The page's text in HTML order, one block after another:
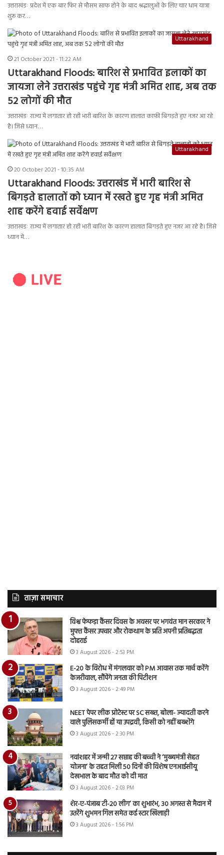
उत्तराखंडः प्रदेश में एक बार फिर से मौसम साफ होने के बाद श्रद्धालुओं के लिए चार धाम यात्रा
शुरू कर…
Uttarakhand
21 October 2021 - 11:22 AM
Uttarakhand Floods: बारिश से प्रभावित इलाकों का
जायजा लेने उत्तराखंड पहुंचे गृह मंत्री अमित शाह, अब तक
52 लोगों की मौत
उत्तराखंडः राज्य में लगातार हो रही भारी बारिश के कारण हालात काफी बिगड़ते हुए नजर आ रहे
है। जिसे ध्यान…
Uttarakhand
20 October 2021 - 10:35 AM
Uttarakhand Floods: उत्तराखंड में भारी बारिश से
बिगड़ते हालातों को ध्यान में रखते हुए गृह मंत्री अमित
शाह करेंगे हवाई सर्वेक्षण
उत्तराखंडः राज्य में लगातार हो रही भारी बारिश के कारण हालात बिगड़ते हुए नजर आ रहे है। जिसे
ध्यान में…
ताज़ा समाचार
विश्व फेफड़ा कैंसर दिवस के अवसर पर भगवंत मान सरकार ने
मुफ्त कैंसर उपचार और रोकथाम के प्रति अपनी प्रतिबद्धता
दोहराई
3 August 2026 - 2:53 PM
E-20 के विरोध में मंगलवार को PM आवास तक मार्च करेंगे
केजरीवाल, सौंपेंगे जनता की पिटीशन
3 August 2026 - 2:49 PM
NEET पेपर लीक प्रोटेस्ट पर SC सख्त, बोला- ज्यादती करने
वाले पुलिसकर्मी हों या उपद्रवी, किसी को नहीं बख्शेंगे
3 August 2026 - 2:30 PM
नवांशहर में जन्मी 27 सप्ताह की बच्ची ने ‘मुख्यमंत्री सेहत
योजना’ के तहत मिली 50 दिनों की विशेष एनआईसीयू
देखभाल के बाद मौत को दी मात
3 August 2026 - 2:03 PM
शेर-ए-पंजाब टी-20 लीग’ का शुभारंभ, 30 अगस्त से मैदान में
उतरेंगे शुभमन गिल समेत कई स्टार खिलाड़ी
3 August 2026 - 1:56 PM